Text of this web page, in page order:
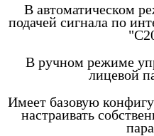
В автоматическом
подачей сигнала по
В ручном режиме
лицевой
Имеет базовую
настраивать